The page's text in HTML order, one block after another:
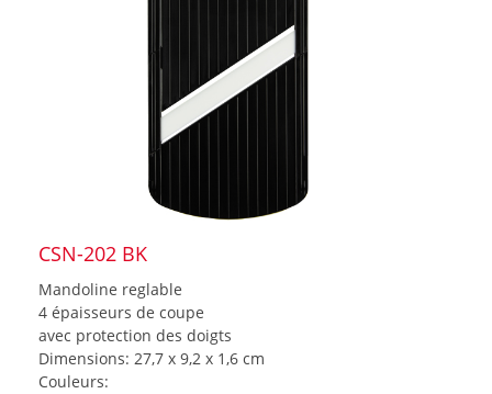
CSN-202 BK
Mandoline reglable
4 épaisseurs de coupe
avec protection des doigts
Dimensions: 27,7 x 9,2 x 1,6 cm
Couleurs: